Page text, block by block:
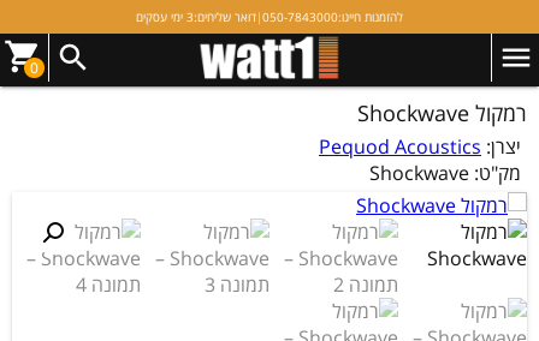
להזמנות חייגו:050-7843000
|דואר שליחים:3 ימי עסקים
0
רמקול Shockwave
יצרן: Pequod Acoustics
מק"ט: Shockwave